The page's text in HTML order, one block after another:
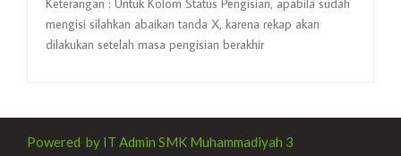
Keterangan : Untuk Kolom Status Pengisian, apabila sudah
mengisi silahkan abaikan tanda X, karena rekap akan
dilakukan setelah masa pengisian berakhir
Powered by IT Admin SMK Muhammadiyah 3